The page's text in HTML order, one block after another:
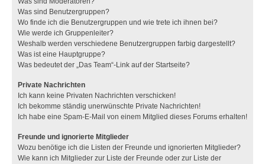
Was sind Benutzergruppen?
Wo finde ich die Benutzergruppen und wie trete ich ihnen bei?
Wie werde ich Gruppenleiter?
Weshalb werden verschiedene Benutzergruppen farbig dargestellt?
Was ist eine Hauptgruppe?
Was bedeutet der „Das Team“-Link auf der Startseite?
Private Nachrichten
Ich kann keine Privaten Nachrichten verschicken!
Ich bekomme ständig unerwünschte Private Nachrichten!
Ich habe eine Spam-E-Mail von einem Mitglied dieses Forums erhalten!
Freunde und ignorierte Mitglieder
Wozu benötige ich die Listen der Freunde und ignorierten Mitglieder?
Wie kann ich Mitglieder zur Liste der Freunde oder zur Liste der